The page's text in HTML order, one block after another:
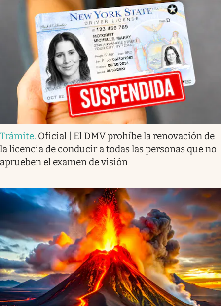
Trámite. Oficial | El DMV prohíbe la renovación de
la licencia de conducir a todas las personas que no
aprueben el examen de visión